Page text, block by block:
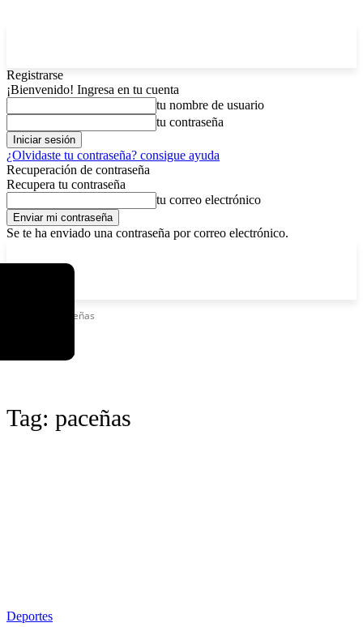
Registrarse
¡Bienvenido! Ingresa en tu cuenta
tu nombre de usuario
tu contraseña
¿Olvidaste tu contraseña? consigue ayuda
Recuperación de contraseña
Recupera tu contraseña
tu correo electrónico
Se te ha enviado una contraseña por correo electrónico.
Paceñas
Tag: paceñas
Deportes